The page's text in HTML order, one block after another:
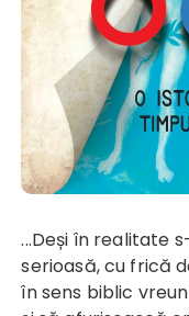
...Deși în realitate s-ar putea să fie o femeie
serioasă, cu frică
în sens biblic